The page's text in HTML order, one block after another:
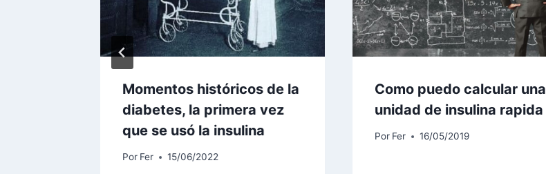
Momentos históricos de la
diabetes, la primera vez
que se usó la insulina
Por Fer 15/06/2022
Como puedo calcular una
unidad de insulina rapida
Por Fer 16/05/2019